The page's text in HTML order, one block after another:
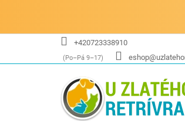
+420723338910